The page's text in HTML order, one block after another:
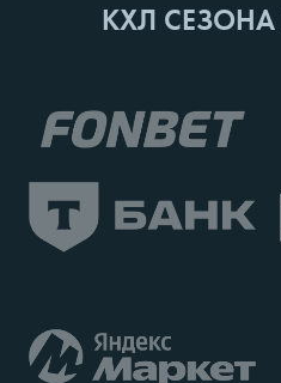
КХЛ